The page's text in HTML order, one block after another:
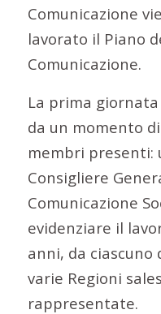
Comunicazione
lavorato il Piano
Comunicazione.
La prima
da un momento
membri presenti:
Consigliere
Comunicazione
evidenziare il
anni, da
varie Regioni
rappresentate.